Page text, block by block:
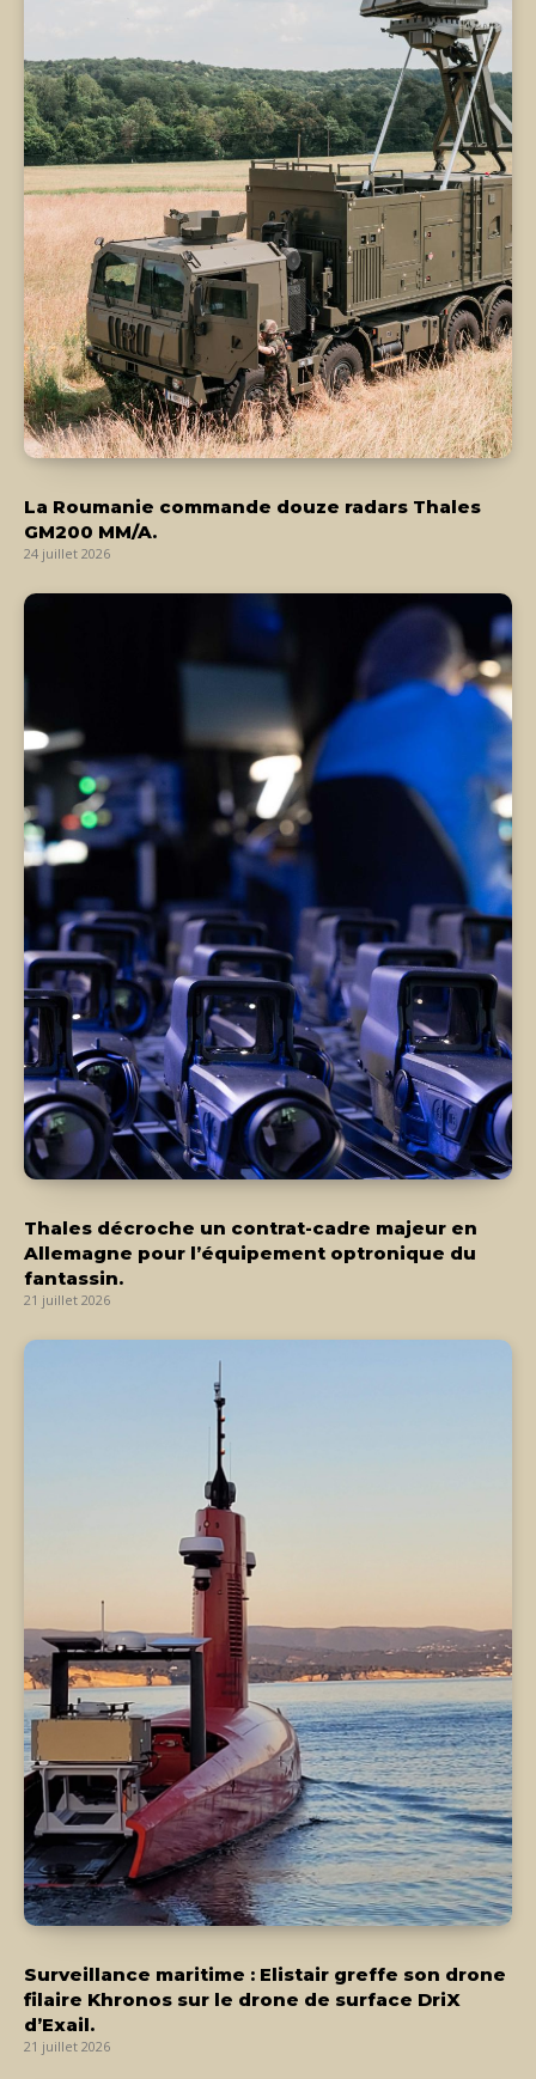
La Roumanie commande douze radars Thales
GM200 MM/A.
24 juillet 2026
Thales décroche un contrat-cadre majeur en
Allemagne pour l’équipement optronique du
fantassin.
21 juillet 2026
Surveillance maritime : Elistair greffe son drone
filaire Khronos sur le drone de surface DriX
d’Exail.
21 juillet 2026